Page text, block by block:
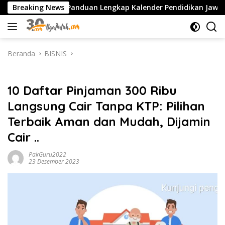
Langsung
ke
konten
Breaking News
PDF: Panduan Lengkap Kalender Pendidikan Jawa Timur,
Beranda BISNIS
10 Daftar Pinjaman 300 Ribu
Langsung Cair Tanpa KTP: Pilihan
Terbaik Aman dan Mudah, Dijamin
Cair ..
PakGuru2022
23 Desember 2023